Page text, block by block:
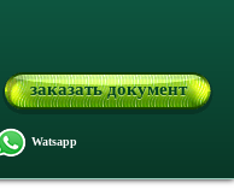
заказать документ
Watsapp